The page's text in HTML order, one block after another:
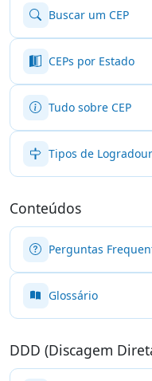
Buscar um CEP
CEPs por Estado
Tudo sobre CEP
Tipos de
Conteúdos
Perguntas
Glossário
DDD (Discagem